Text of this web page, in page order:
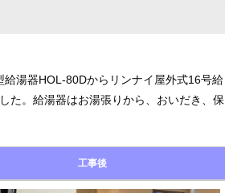
湯器HOL-80Dからリンナイ屋外式16号給
た。給湯器はお湯張りから、おいだき、保
工事後